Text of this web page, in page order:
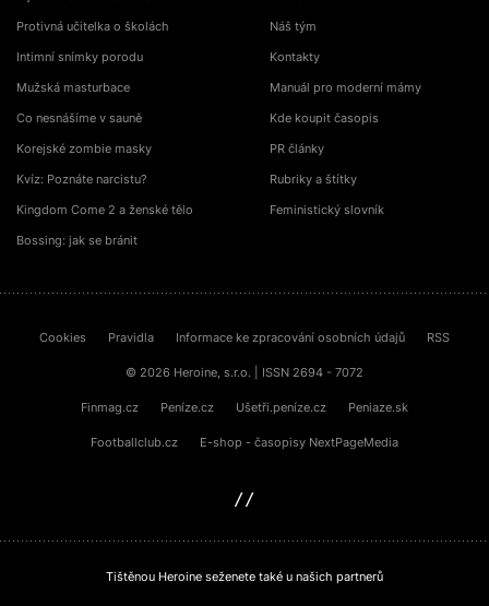
Protivná učitelka o školách
Intimní snímky porodu
Mužská masturbace
Co nesnášíme v sauně
Korejské zombie masky
Kvíz: Poznáte narcistu?
Kingdom Come 2 a ženské tělo
Bossing: jak se bránit
Náš tým
Kontakty
Manuál pro moderní mámy
Kde koupit časopis
PR články
Rubriky a štítky
Feministický slovník
Cookies Pravidla Informace ke zpracování osobních údajů RSS
© 2026 Heroine, s.r.o. | ISSN 2694 - 7072
Finmag.cz Peníze.cz Ušetři.peníze.cz Peniaze.sk
Footballclub.cz E-shop - časopisy NextPageMedia
Tištěnou Heroine seženete také u našich partnerů